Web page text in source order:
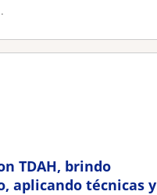
TDAH, brindo
aplicando técnicas y